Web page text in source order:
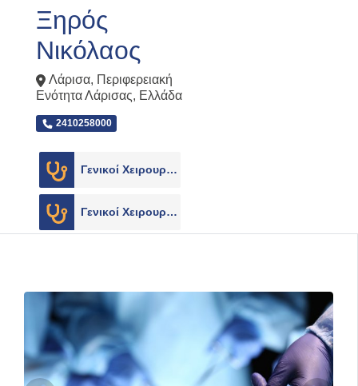
Ξηρός
Νικόλαος
Λάρισα, Περιφερειακή
Ενότητα Λάρισας, Ελλάδα
2410258000
Γενικοί Χειρουργοί
Γενικοί Χειρουργοί